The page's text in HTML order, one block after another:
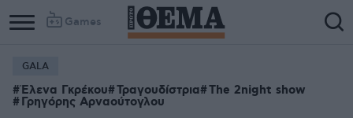
Games
GALA
Έλενα Γκρέκου Τραγουδίστρια The 2night show
Γρηγόρης Αρναούτογλου